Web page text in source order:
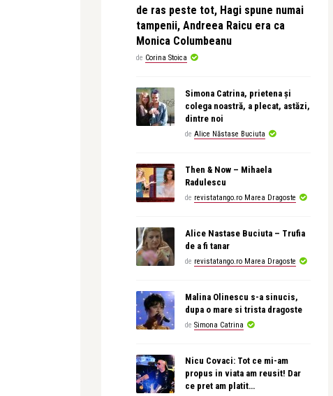
de ras peste tot, Hagi spune numai
tampenii, Andreea Raicu era ca
Monica Columbeanu
de Corina Stoica
Simona Catrina, prietena și
colega noastră, a plecat, astăzi,
dintre noi
de Alice Năstase Buciuta
Then & Now – Mihaela
Radulescu
de revistatango.ro Marea Dragoste
Alice Nastase Buciuta – Trufia
de a fi tanar
de revistatango.ro Marea Dragoste
Malina Olinescu s-a sinucis,
dupa o mare si trista dragoste
de Simona Catrina
Nicu Covaci: Tot ce mi-am
propus in viata am reusit! Dar
ce pret am platit…